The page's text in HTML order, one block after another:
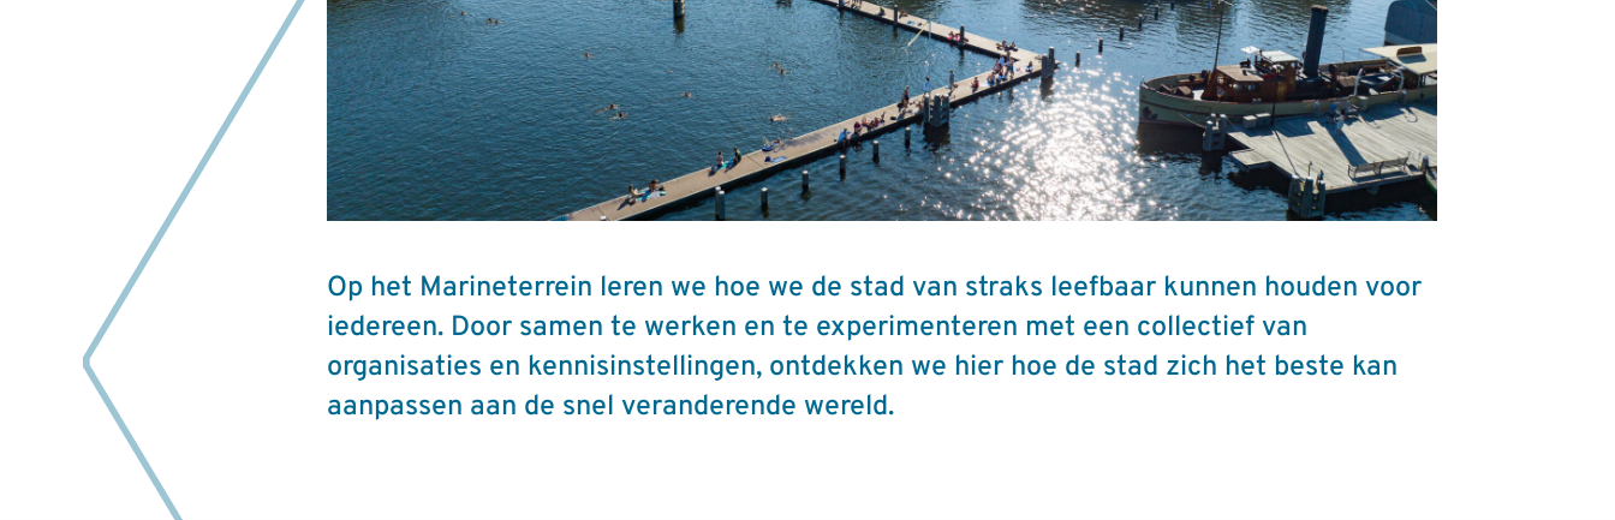
Op het Marineterrein leren we hoe we de stad van straks leefbaar kunnen houden voor
iedereen. Door samen te werken en te experimenteren met een collectief van
organisaties en kennisinstellingen, ontdekken we hier hoe de stad zich het beste kan
aanpassen aan de snel veranderende wereld.